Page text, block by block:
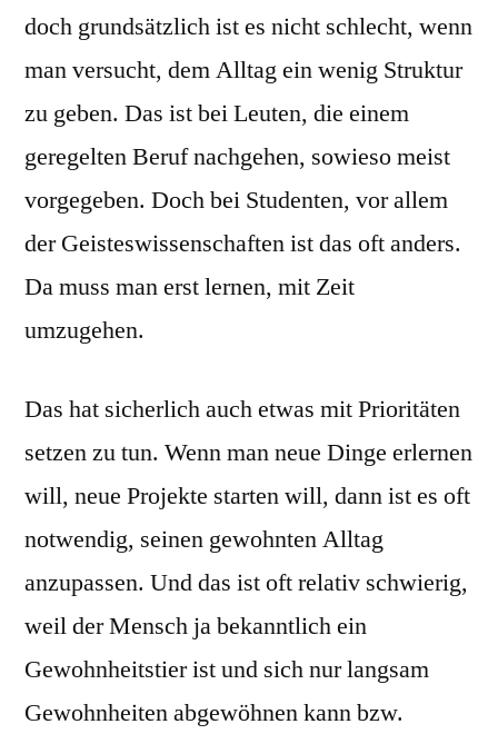
doch grundsätzlich ist es nicht schlecht, wenn
man versucht, dem Alltag ein wenig Struktur
zu geben. Das ist bei Leuten, die einem
geregelten Beruf nachgehen, sowieso meist
vorgegeben. Doch bei Studenten, vor allem
der Geisteswissenschaften ist das oft anders.
Da muss man erst lernen, mit Zeit
umzugehen.
Das hat sicherlich auch etwas mit Prioritäten
setzen zu tun. Wenn man neue Dinge erlernen
will, neue Projekte starten will, dann ist es oft
notwendig, seinen gewohnten Alltag
anzupassen. Und das ist oft relativ schwierig,
weil der Mensch ja bekanntlich ein
Gewohnheitstier ist und sich nur langsam
Gewohnheiten abgewöhnen kann bzw.